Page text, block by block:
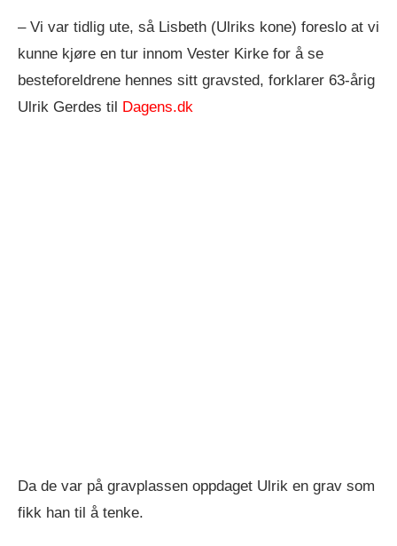
– Vi var tidlig ute, så Lisbeth (Ulriks kone) foreslo at vi
kunne kjøre en tur innom Vester Kirke for å se
besteforeldrene hennes sitt gravsted, forklarer 63-årig
Ulrik Gerdes til Dagens.dk
Da de var på gravplassen oppdaget Ulrik en grav som
fikk han til å tenke.